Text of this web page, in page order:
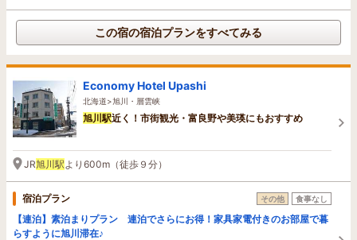
この宿の宿泊プランをすべてみる
Economy Hotel Upashi
北海道>旭川・層雲峡
旭川駅近く！市街観光・富良野や美瑛にもおすすめ
JR旭川駅 より600m（徒歩９分）
宿泊プラン その他 食事なし
【連泊】素泊まりプラン 連泊でさらにお得！家具家電付きのお部屋で暮
らすように旭川滞在♪